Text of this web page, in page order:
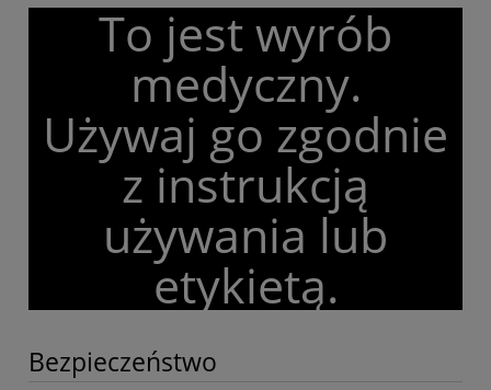
To jest wyrób
medyczny.
Używaj go zgodnie
z instrukcją
używania lub
etykietą.
Bezpieczeństwo